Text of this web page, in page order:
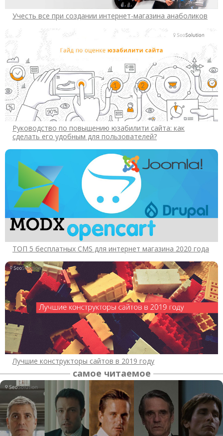
Учесть все при создании интернет-магазина анаболиков
Руководство по повышению юзабилити сайта: как
сделать его удобным для пользователей?
ТОП 5 бесплатных CMS для интернет магазина 2020 года
Лучшие конструкторы сайтов в 2019 году
самое читаемое